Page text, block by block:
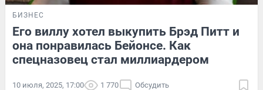
БИЗНЕС
Его виллу хотел выкупить Брэд Питт и
она понравилась Бейонсе. Как
спецназовец стал миллиардером
10 июля, 2025, 17:00 1 770 Обсудить